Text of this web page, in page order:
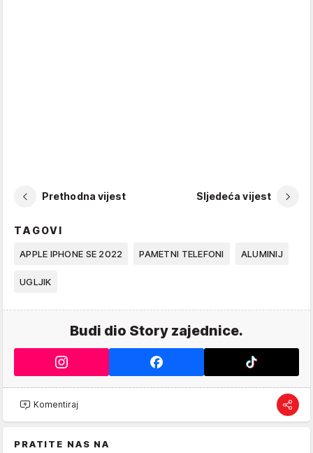
Prethodna vijest Sljedeća vijest
TAGOVI
APPLE IPHONE SE 2022 PAMETNI TELEFONI ALUMINIJ
UGLJIK
Budi dio Story zajednice.
Komentiraj
PRATITE NAS NA